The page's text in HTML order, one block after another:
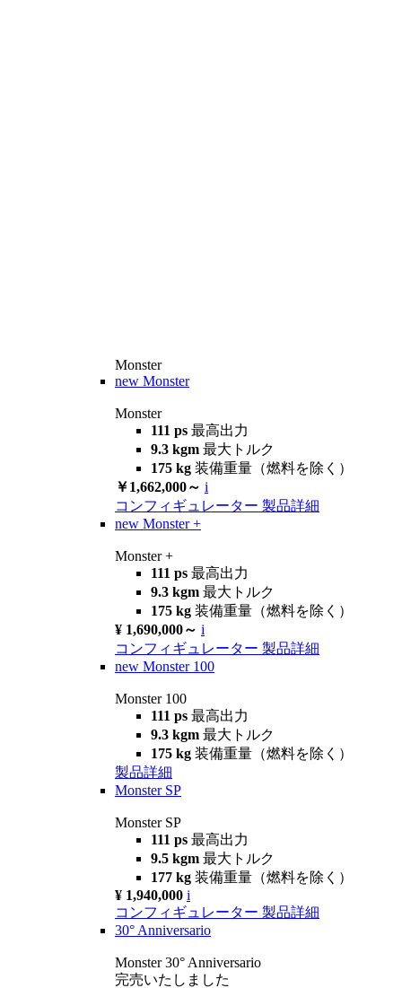
Monster
new Monster
Monster
111 ps 最高出力
9.3 kgm 最大トルク
175 kg 装備重量（燃料を除く）
￥1,662,000～ i
コンフィギュレーター 製品詳細
new Monster +
Monster +
111 ps 最高出力
9.3 kgm 最大トルク
175 kg 装備重量（燃料を除く）
¥ 1,690,000～ i
コンフィギュレーター 製品詳細
new Monster 100
Monster 100
111 ps 最高出力
9.3 kgm 最大トルク
175 kg 装備重量（燃料を除く）
製品詳細
Monster SP
Monster SP
111 ps 最高出力
9.5 kgm 最大トルク
177 kg 装備重量（燃料を除く）
¥ 1,940,000 i
コンフィギュレーター 製品詳細
30° Anniversario
Monster 30° Anniversario
完売いたしました